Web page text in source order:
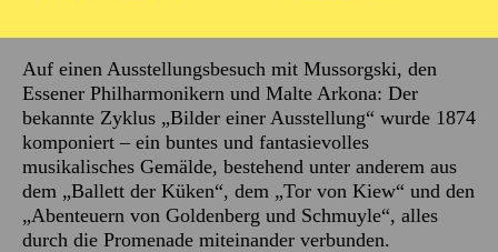
Auf einen Ausstellungsbesuch mit Mussorgski, den
Essener Philharmonikern und Malte Arkona: Der
bekannte Zyklus „Bilder einer Ausstellung“ wurde 1874
komponiert – ein buntes und fantasievolles
musikalisches Gemälde, bestehend unter anderem aus
dem „Ballett der Küken“, dem „Tor von Kiew“ und den
„Abenteuern von Goldenberg und Schmuyle“, alles
durch die Promenade miteinander verbunden.